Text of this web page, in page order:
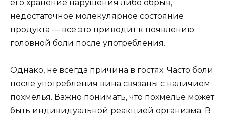
его хранение нарушения либо обрыв,
недостаточное молекулярное состояние
продукта — все это приводит к появлению
головной боли после употребления.
Однако, не всегда причина в гостях. Часто боли
после употребления вина связаны с наличием
похмелья. Важно понимать, что похмелье может
быть индивидуальной реакцией организма. В